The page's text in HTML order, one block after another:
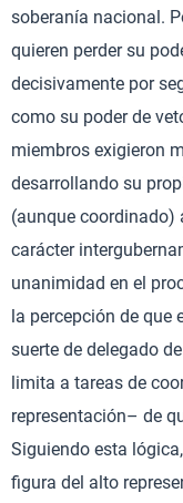
soberanía nacional.
quieren perder su
decisivamente por
como su poder de
miembros exigieron
desarrollando su
(aunque coordinado)
carácter
unanimidad en el
la percepción de que
suerte de delegado
limita a tareas de
representación– de
Siguiendo esta
figura del alto